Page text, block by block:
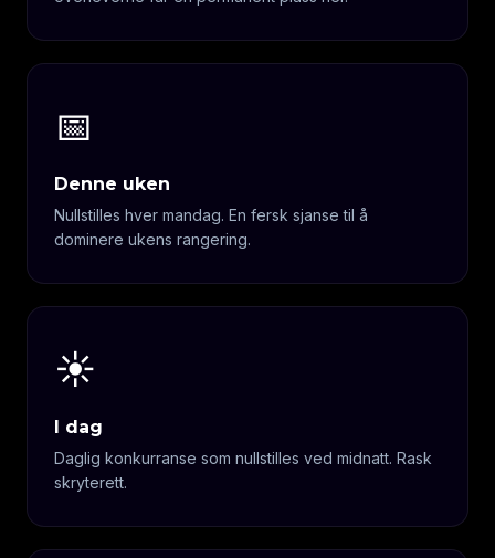
📅
Denne uken
Nullstilles hver mandag. En fersk sjanse til å
dominere ukens rangering.
☀️
I dag
Daglig konkurranse som nullstilles ved midnatt. Rask
skryterett.